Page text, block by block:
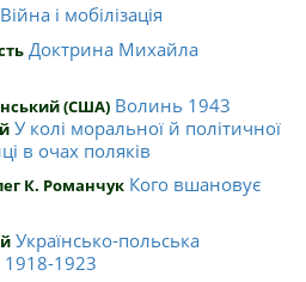
Війна і мобілізація
Доктрина Михайла
(США) Волинь 1943
У колі моральної й політичної
в очах поляків
К. Романчук Кого вшановує
Українсько-польська
1923